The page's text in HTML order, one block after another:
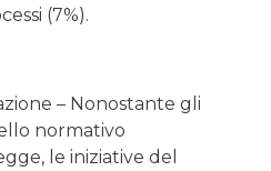
(7%).
– Nonostante gli
normativo
le iniziative del